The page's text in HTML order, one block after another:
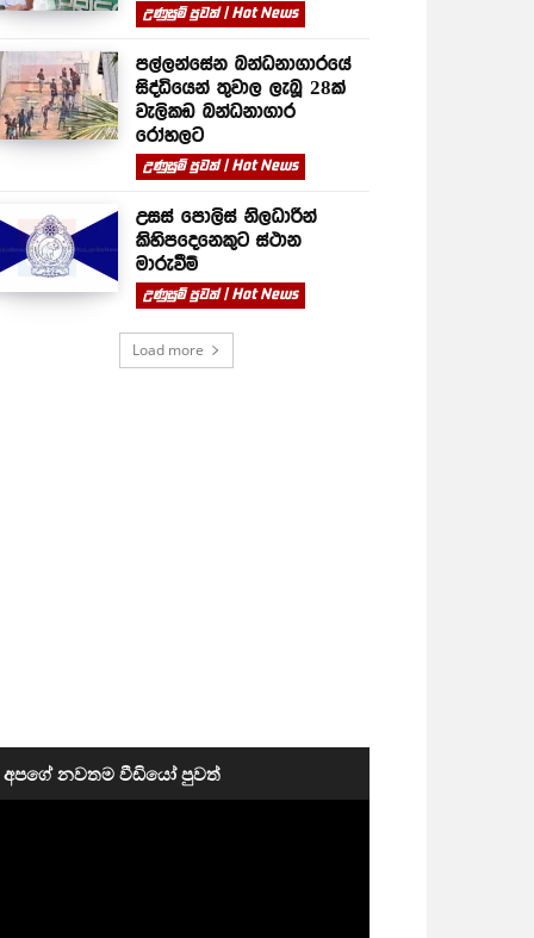
උණුසුම් පුවත් | Hot News
පල්ලන්සේන බන්ධනාගාරයේ
සිද්ධියෙන් තුවාල ලැබූ 28ක්
වැලිකඩ බන්ධනාගාර
රෝහලට
උණුසුම් පුවත් | Hot News
උසස් පොලිස් නිලධාරීන්
කිහිපදෙනෙකුට ස්ථාන
මාරුවීම්
උණුසුම් පුවත් | Hot News
Load more
අපගේ නවතම වීඩියෝ පුවත්